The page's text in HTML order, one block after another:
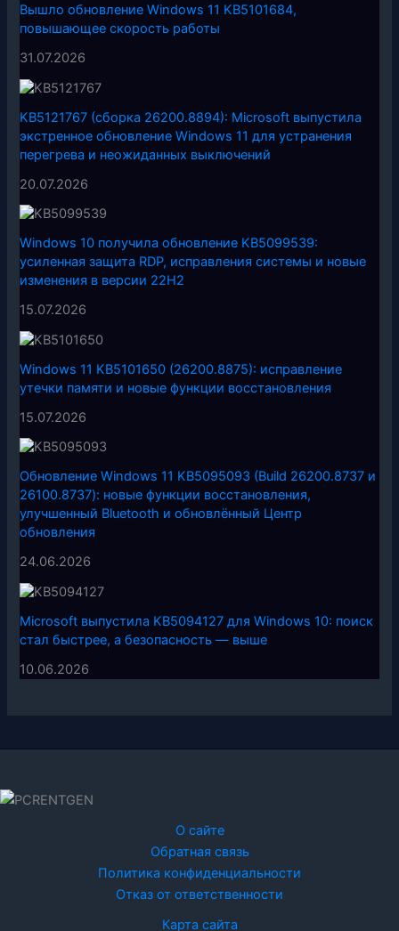
Вышло обновление Windows 11 KB5101684,
повышающее скорость работы
31.07.2026
KB5121767 (сборка 26200.8894): Microsoft выпустила
экстренное обновление Windows 11 для устранения
перегрева и неожиданных выключений
20.07.2026
Windows 10 получила обновление KB5099539:
усиленная защита RDP, исправления системы и новые
изменения в версии 22H2
15.07.2026
Windows 11 KB5101650 (26200.8875): исправление
утечки памяти и новые функции восстановления
15.07.2026
Обновление Windows 11 KB5095093 (Build 26200.8737 и
26100.8737): новые функции восстановления,
улучшенный Bluetooth и обновлённый Центр
обновления
24.06.2026
Microsoft выпустила KB5094127 для Windows 10: поиск
стал быстрее, а безопасность — выше
10.06.2026
О сайте
Обратная связь
Политика конфиденциальности
Отказ от ответственности
Карта сайта